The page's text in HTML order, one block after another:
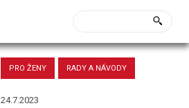
PRO ŽENY RADY A NÁVODY
24.7.2023